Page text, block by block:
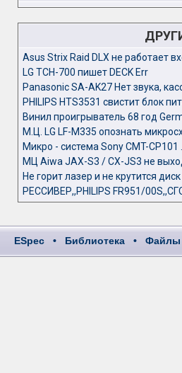
Asus Strix Raid DLX не работает
LG TCH-700 пишет DECK Err
Panasonic SA-AK27 Нет звука,
PHILIPS HTS3531 свистит блок
Винил проигрыватель 68 год
М.Ц. LG LF-M335 опознать
Микро - система Sony CMT-СP101 .
МЦ Aiwa JAX-S3 / CX-JS3 не
Не горит лазер и не крутится
РЕССИВЕР,,PHILIPS FR951/
ESpec • Библиотека • Файлы